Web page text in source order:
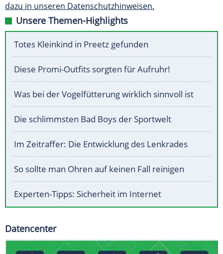
dazu in unseren Datenschutzhinweisen.
Unsere Themen-Highlights
Totes Kleinkind in Preetz gefunden
Diese Promi-Outfits sorgten für Aufruhr!
Was bei der Vogelfütterung wirklich sinnvoll ist
Die schlimmsten Bad Boys der Sportwelt
Im Zeitraffer: Die Entwicklung des Lenkrades
So sollte man Ohren auf keinen Fall reinigen
Experten-Tipps: Sicherheit im Internet
Datencenter